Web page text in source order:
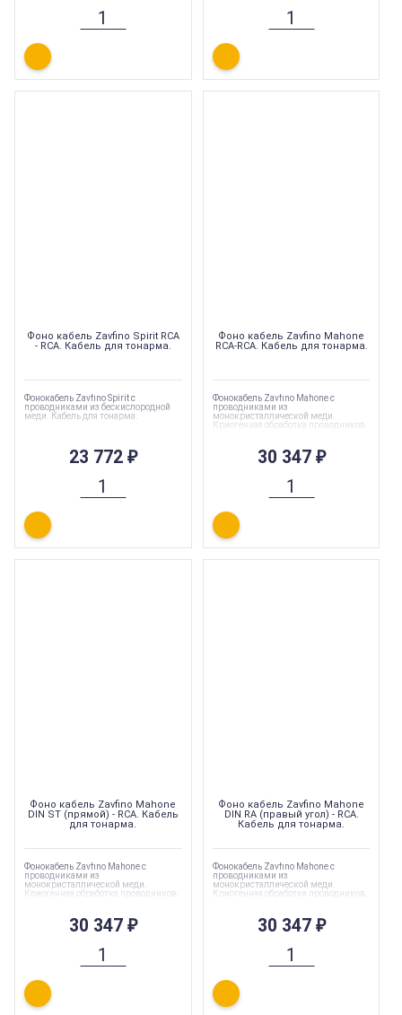
Фоно кабель Zavfino Spirit RCA
- RCA. Кабель для тонарма.
Фонокабель Zavfino Spirit с
проводниками из бескислородной
меди. Кабель для тонарма.
23 772 ₽
Фоно кабель Zavfino Mahone
RCA-RCA. Кабель для тонарма.
Фонокабель Zavfino Mahone с
проводниками из
монокристаллической меди.
Криогенная обработка проводников.
30 347 ₽
Фоно кабель Zavfino Mahone
DIN ST (прямой) - RCA. Кабель
для тонарма.
Фонокабель Zavfino Mahone с
проводниками из
монокристаллической меди.
Криогенная обработка проводников.
30 347 ₽
Фоно кабель Zavfino Mahone
DIN RA (правый угол) - RCA.
Кабель для тонарма.
Фонокабель Zavfino Mahone с
проводниками из
монокристаллической меди.
Криогенная обработка проводников.
30 347 ₽